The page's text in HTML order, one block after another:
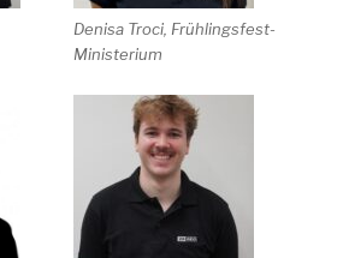
Denisa Troci, Frühlingsfest-
Ministerium